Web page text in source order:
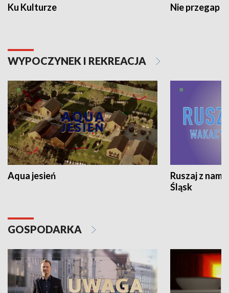
Ku Kulturze Nie przegap
WYPOCZYNEK I REKREACJA
Aqua jesień
Ruszaj z
Śląsk
GOSPODARKA